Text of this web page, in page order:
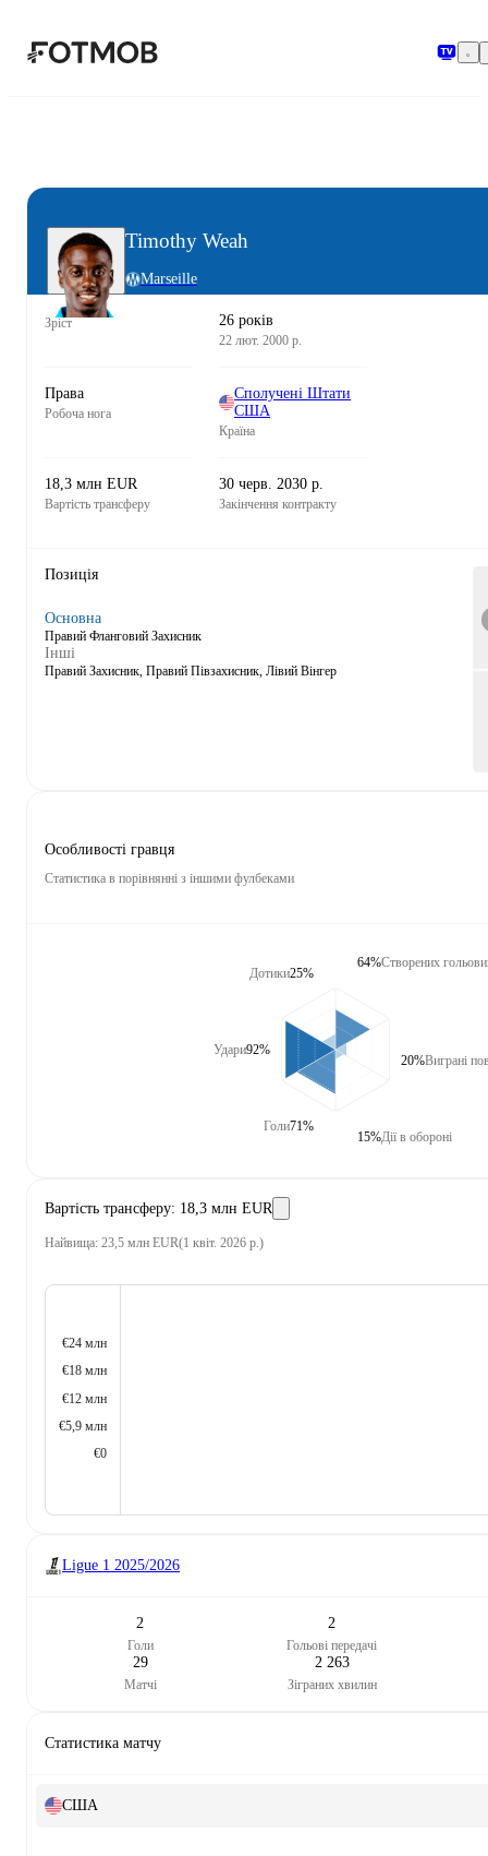
Timothy Weah
Marseille
Зріст 26 років
22 лют. 2000 р.
Права
Робоча нога
Сполучені Штати
США
Країна
18,3 млн EUR
Вартість трансферу
30 черв. 2030 р.
Закінчення контракту
Позиція
Основна
Правий Фланговий Захисник
Інші
Правий Захисник, Правий Півзахисник, Лівий Вінгер
Особливості гравця
Статистика в порівнянні з іншими фулбеками
Дотики25%
Удари92%
Голи71%
Створених
64%
Виграні
20%
Дії в обороні
15%
Вартість трансферу: 18,3 млн EUR
Найвища: 23,5 млн EUR(1 квіт. 2026 р.)
€24 млн
€18 млн
€12 млн
€5,9 млн
€0
Ligue 1 2025/2026
2
Голи
2
Гольові передачі
29
Матчі
2 263
Зіграних хвилин
Статистика матчу
США